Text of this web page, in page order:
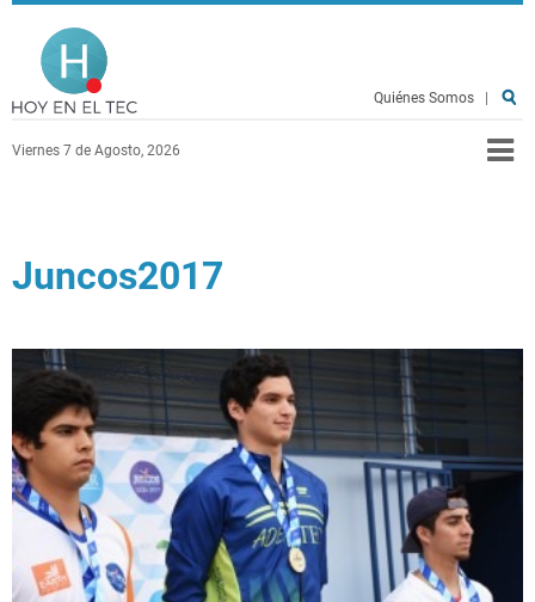
Pasar al contenido principal
Viernes 7 de Agosto, 2026
Quiénes Somos
Juncos2017